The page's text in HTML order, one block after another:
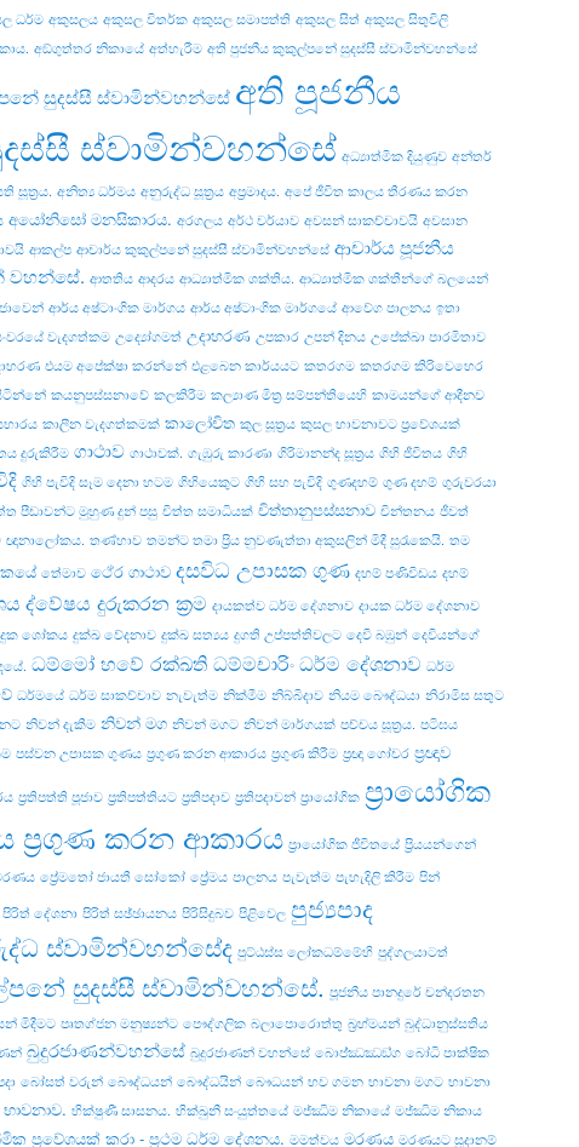
ධර්ම අකුසලය අකුසල විතර්ක අකුසල සමාපත්ති අකුසල සිත් අකුසල සිතුවිලි
අඞ්‌ගුත්‌තර නිකායේ අත්හැරීම අති පුජනීය කුකුල්පනේ සුදස්සී ස්වාමින්වහන්සේ
සුදස්සී ස්වාමින්වහන්සේ අති පූජනීය
ස්වාමින්වහන්සේ අධ්‍යාත්මික දියුණුව අන්තර්
සූත්‍රය. අනිත්‍ය ධර්මය අනුරුද්ධ සූත්‍රය අප්‍රමාදය. අපේ ජීවිත කාලය තීරණය කරන
අයෝනිසෝ මනසිකාරය. අරගලය අර්ථ චර්යාව අවසන් සාකච්චාවයි අවසාන
ආකල්ප ආචාර්ය කුකුල්පනේ සුදස්සී ස්වාමින්වහන්සේ ආචාර්ය පූජනීය
වහන්සේ. ආතතිය ආදරය ආධ්‍යාත්මික ශක්තිය. ආධ්‍යාත්මික ශක්තීන්ගේ බලයෙන්
ආර්ය අෂ්ටාංගික මාර්ගය ආර්ය අෂ්ටාංගික මාර්ගයේ ආවේග පාලනය ඉතා
වැදගත්කම උද්‍යෝගමත් උදාහරණ උපකාර උපන් දිනය උපේක්ඛා පාරමිතාව
එයම අපේක්ෂා කරන්නේ එළබෙන කාර්යයට කතරගම කතරගම කිරිවෙහෙර
කයනුපස්සනාවේ කලකිරීම කල්‍යාණ මිත්‍ර සම්පන්තියෙහි කාමයන්ගේ ආදීනව
කාලීන වැදගත්කමක් කාලෝචිත කුල සූත්‍රය කුසල භාවනාවට ප්‍රවේශයක්
දුරුකිරීම ගාථාව ගාථාවක්. ගැඹුරු කාරණා ගිරිමානන්ද සූත්‍රය ගිහි ජීවිතය ගිහි
ගිහි පැවිදි සෑම දෙනා හටම ගිහියෙකුට ගිහි සහ පැවිදි ගුණදහම් ගුණ දහම් ගුරුවරයා
පීඩාවන්ට මුහුණ දුන් පසු චිත්ත සමාධියක් චිත්තානුපස්සනාව චින්තනය ජීවත්
ඥානාලෝකය. තණ්හාව තමන්ට තමා ප්‍රිය නුවණැත්තා අකුසලින් මිදී සුරැකෙයි. තම
තේමාව ථේර ගාථාව දසවිධ උපාසක ගුණ දහම් පණිවිඩය දහම්
ද්වේෂය දුරුකරන ක්‍රම දායකත්ව ධර්ම දේශනාව දායක ධර්ම දේශනාව
දුක ශෝකය දුක්ඛ වේදනාව දුක්ඛ සත්‍යය දුගති උප්පත්තිවලට දෙවි බඹුන් දෙවියන්ගේ
ධම්මෝ හවේ රක්ඛති ධම්මචාරිංධර්ම දේශනාව ධර්ම
ධර්මයේ ධර්ම සාකච්චාව නැවැත්ම නික්මීම නිබ්බිදාව නියම බෞද්ධයා නිරාමිස සතුට
නිවන් දැකීම නිවන් මග නිවන් මගට නිවන් මාර්ගයක් පච්‌චය සූත්‍රය. පටිඝය
පස්වන උපාසක ගුණය ප්‍රගුණ කරන ආකාරය ප්‍රගුණ කිරීම ප්‍රඥා ගෝචර ප්‍රඥාව
ප්‍රතිපත්ති පූජාව ප්‍රතිපත්තියට ප්‍රතිපදාව ප්‍රතිපදාවන් ප්‍රායෝගික ප්‍රායෝගික
ප්‍රගුණ කරන ආකාරය ප්‍රායෝගික ජීවිතයේ ප්‍රියයන්ගෙන්
ප්‍රේමතෝ ජායතී සෝකෝ ප්‍රේමය පාලනය පැවැත්ම පැහැදිලි කිරීම පින්
පිරිත් දේශනා පිරිත් සඡ්ඡායනය පිරිසිදුබව පිළිවෙල පුජ්‍යපාද
ස්වාමින්වහන්සේද පුට්ඨස්ස ලෝකධම්මේහි පුද්ගලයාටත්
සුදස්සී ස්වාමින්වහන්සේ. පූජනීය පානදුරේ චන්දරතන
මිදීමට පෘතග්ජන මනුෂ්‍යන්ට පෞද්ගලික බලාපොරොත්තු බ්‍රහ්මයන් බුද්ධානුස්සතිය
බුදුරජාණන්වහන්සේ බුදුරජාණන් වහන්සේ බොජ‍්ඣඣඞ‍්ග බෝධි පාක්ෂික
බෝසත් වරුන් බෞද්ධයන් බෞද්ධයින් බෞධයන් භව ගමන භාවනා මගට භාවනා
භාවනාව. භික්ෂුණී සාසනය. භික්‌ඛුනී සංයුත්‌තයේ මජ්ඣිම නිකායේ මජ්‌ඣිම නිකාය
ප්‍රවේශයක් කරා - ප්‍රථම ධර්ම දේශනය. මමත්වය මරණය මරණයට සූදානම්